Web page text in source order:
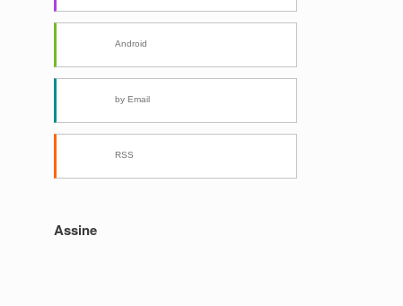
Android
by Email
RSS
Assine